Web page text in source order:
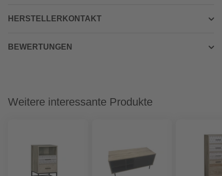
HERSTELLERKONTAKT
BEWERTUNGEN
Weitere interessante Produkte